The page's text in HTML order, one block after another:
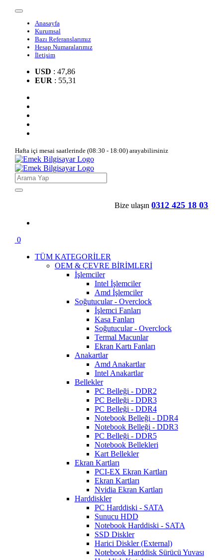
Anasayfa
Kurumsal
Bazı Referanslarımız
Hesap Numaralarımız
İletişim
USD : 47,86
EUR : 55,31
Hafta içi mesai saatlerinde (08:30 - 18:00) arayabilirsiniz
Bize ulaşın 0312 425 18 03
0
TÜM KATEGORİLER
OEM & ÇEVRE BİRİMLERİ
İşlemciler
Intel İşlemciler
Amd İşlemciler
Soğutucular - Overclock
İşlemci Fanları
Kasa Fanları
Soğutucular - Overclock
Termal Macunlar
Ekran Kartı Fanları
Anakartlar
Amd Anakartlar
Intel Anakartlar
Bellekler
PC Belleği - DDR2
PC Belleği - DDR3
PC Belleği - DDR4
Notebook Belleği - DDR4
Notebook Belleği - DDR3
PC Belleği - DDR5
Notebook Bellekleri
Kart Bellekler
Ekran Kartları
PCI-EX Ekran Kartları
Ekran Kartları
Nvidia Ekran Kartları
Harddiskler
PC Harddiski - SATA
Sunucu HDD
Notebook Harddiski - SATA
SSD Diskler
Harici Diskler (External)
Notebook Harddisk Sürücü Yuvası